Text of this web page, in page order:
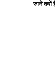
जानें क्यों